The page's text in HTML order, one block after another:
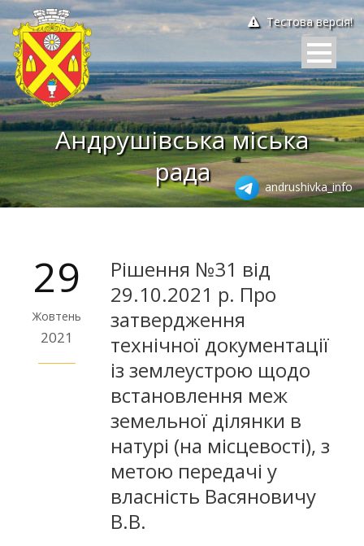
Тестова версія!
Андрушівська міська
рада
andrushivka_info
29
Жовтень
2021
Рішення №31 від
29.10.2021 р. Про
затвердження
технічної документації
із землеустрою щодо
встановлення меж
земельної ділянки в
натурі (на місцевості), з
метою передачі у
власність Васяновичу
В.В.